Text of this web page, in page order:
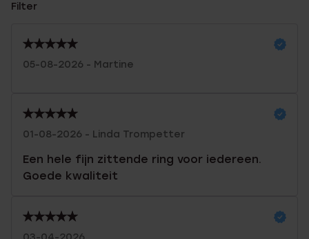
Filter
05-08-2026 - Martine
01-08-2026 - Linda Trompetter
Een hele fijn zittende ring voor iedereen.
Goede kwaliteit